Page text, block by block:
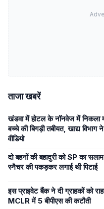
ताजा खबरें
खंडवा में होटल के नॉनवेज में निकला
बच्चे की बिगड़ी तबीयत, खाद्य
वीडियो
दो बहनों की बहादुरी को SP का
स्नैचर की पकड़कर लगाई थी पिटाई
इस प्राइवेट बैंक ने दी ग्राहकों को
MCLR में 5 बीपीएस की कटौती